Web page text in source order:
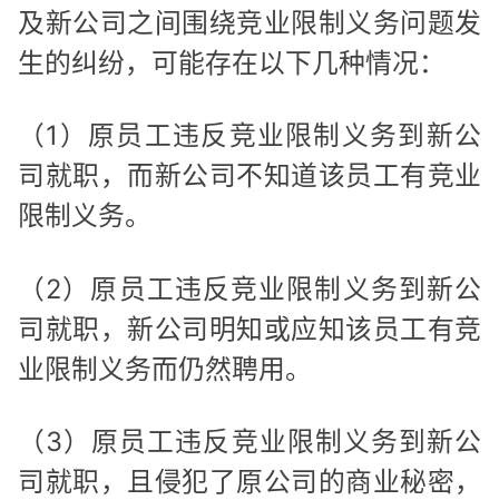
及新公司之间围绕竞业限制义务问题发
生的纠纷，可能存在以下几种情况：
（1）原员工违反竞业限制义务到新公
司就职，而新公司不知道该员工有竞业
限制义务。
（2）原员工违反竞业限制义务到新公
司就职，新公司明知或应知该员工有竞
业限制义务而仍然聘用。
（3）原员工违反竞业限制义务到新公
司就职，且侵犯了原公司的商业秘密，